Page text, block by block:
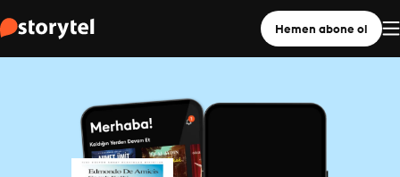
Hemen abone ol